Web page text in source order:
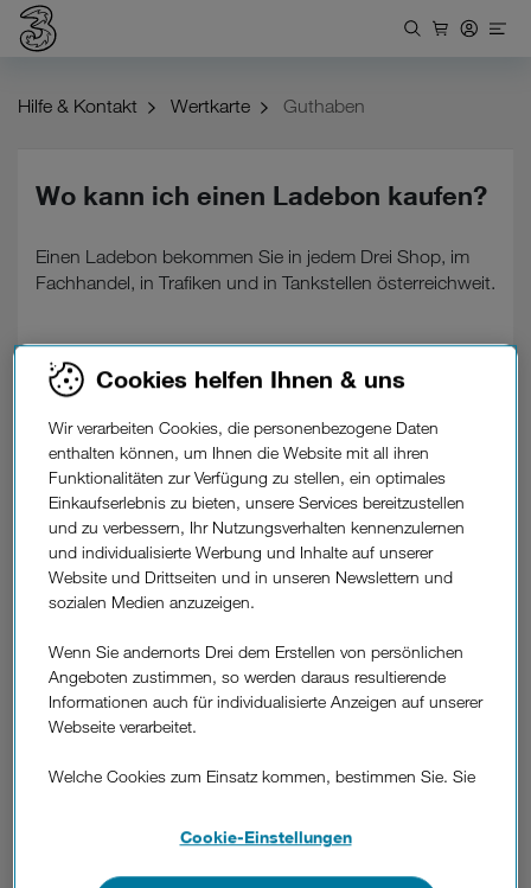
Hilfe & Kontakt Wertkarte Guthaben
Wo kann ich einen Ladebon kaufen?
Einen Ladebon bekommen Sie in jedem Drei Shop, im
Fachhandel, in Trafiken und in Tankstellen österreichweit.
War diese Information hilfreich?
Feedback
Weitere
Fragen
aus
dem
"Guthaben"
Ist die Guthabenabfrage kostenlos?
Wie funktioniert die Abfrage des
Guthabens?
Wie kann ich Guthaben auf meine
Cookies helfen Ihnen & uns
Wir verarbeiten Cookies, die personenbezogene Daten
enthalten können, um Ihnen die Website mit all ihren
Funktionalitäten zur Verfügung zu stellen, ein optimales
Einkaufserlebnis zu bieten, unsere Services bereitzustellen
und zu verbessern, Ihr Nutzungsverhalten kennenzulernen
und individualisierte Werbung und Inhalte auf unserer
Website und Drittseiten und in unseren Newslettern und
sozialen Medien anzuzeigen.
Wenn Sie andernorts Drei dem Erstellen von persönlichen
Angeboten zustimmen, so werden daraus resultierende
Informationen auch für individualisierte Anzeigen auf unserer
Webseite verarbeitet.
Welche Cookies zum Einsatz kommen, bestimmen Sie. Sie
Cookie-Einstellungen